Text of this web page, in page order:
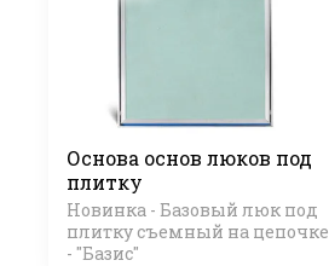
Основа основ люков под
плитку
Новинка - Базовый люк под
плитку съемный на цепочке
- "Базис"